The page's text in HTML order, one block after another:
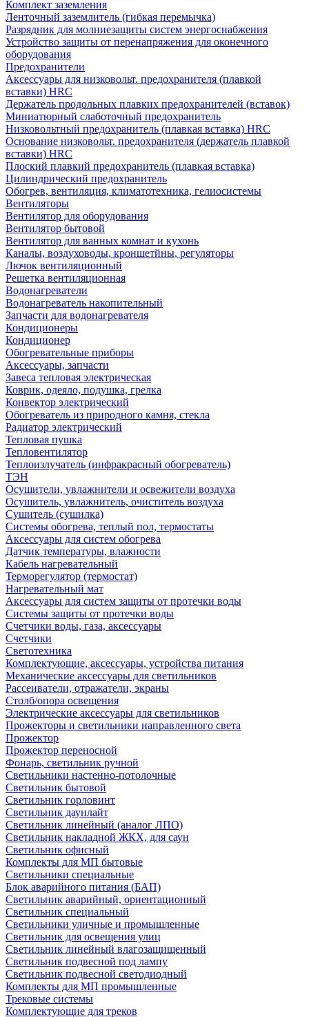
Комплект заземления
Ленточный заземлитель (гибкая перемычка)
Разрядник для молниезащиты систем энергоснабжения
Устройство защиты от перенапряжения для оконечного
оборудования
Предохранители
Аксессуары для низковольт. предохранителя (плавкой
вставки) HRC
Держатель продольных плавких предохранителей (вставок)
Миниатюрный слаботочный предохранитель
Низковольтный предохранитель (плавкая вставка) HRC
Основание низковольт. предохранителя (держатель плавкой
вставки) HRC
Плоский плавкий предохранитель (плавкая вставка)
Цилиндрический предохранитель
Обогрев, вентиляция, климатотехника, гелиосистемы
Вентиляторы
Вентилятор для оборудования
Вентилятор бытовой
Вентилятор для ванных комнат и кухонь
Каналы, воздуховоды, кроншетйны, регуляторы
Лючок вентиляционный
Решетка вентиляционная
Водонагреватели
Водонагреватель накопительный
Запчасти для водонагревателя
Кондиционеры
Кондиционер
Обогревательные приборы
Аксессуары, запчасти
Завеса тепловая электрическая
Коврик, одеяло, подушка, грелка
Конвектор электрический
Обогреватель из природного камня, стекла
Радиатор электрический
Тепловая пушка
Тепловентилятор
Теплоизлучатель (инфракрасный обогреватель)
ТЭН
Осушители, увлажнители и освежители воздуха
Осушитель, увлажнитель, очиститель воздуха
Сушитель (сушилка)
Системы обогрева, теплый пол, термостаты
Аксессуары для систем обогрева
Датчик температуры, влажности
Кабель нагревательный
Терморегулятор (термостат)
Нагревательный мат
Аксессуары для систем защиты от протечки воды
Системы защиты от протечки воды
Счетчики воды, газа, аксессуары
Счетчики
Светотехника
Комплектующие, аксессуары, устройства питания
Механические аксессуары для светильников
Рассеиватели, отражатели, экраны
Столб/опора освещения
Электрические аксессуары для светильников
Прожекторы и светильники направленного света
Прожектор
Прожектор переносной
Фонарь, светильник ручной
Светильники настенно-потолочные
Светильник бытовой
Светильник горловинт
Светильник даунлайт
Светильник линейный (аналог ЛПО)
Светильник накладной ЖКХ, для саун
Светильник офисный
Комплекты для МП бытовые
Светильники специальные
Блок аварийного питания (БАП)
Светильник аварийный, ориентационный
Светильник специальный
Светильники уличные и промышленные
Светильник для освещения улиц
Светильник линейный влагозащищенный
Светильник подвесной под лампу
Светильник подвесной светодиодный
Комплекты для МП промышленные
Трековые системы
Комплектующие для треков